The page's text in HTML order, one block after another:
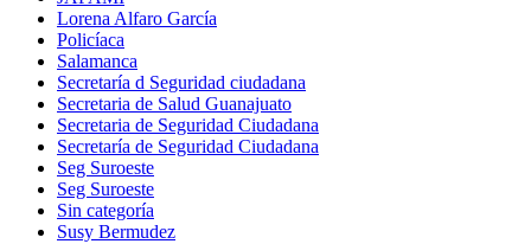
Lorena Alfaro García
Policíaca
Salamanca
Secretaría d Seguridad ciudadana
Secretaria de Salud Guanajuato
Secretaria de Seguridad Ciudadana
Secretaría de Seguridad Ciudadana
Seg Suroeste
Seg Suroeste
Sin categoría
Susy Bermudez